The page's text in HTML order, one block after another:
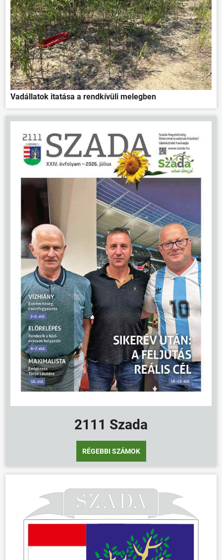
KÖZÖSSÉG
HÍREK
VÁLASZTÁSOK
Vadállatok itatása a rendkívüli melegben
2111 Szada
RÉGEBBI SZÁMOK